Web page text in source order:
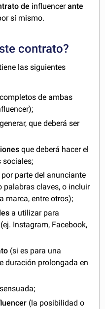
de influencerante
sí mismo.
contrato?
las siguientes
completos de ambas
que deberá ser
que deberá hacer el
sociales;
por parte del anunciante
palabras claves, o incluir
marca, entre otros);
a utilizar para
Instagram, Facebook,
(si es para una
duración prolongada en
(la posibilidad o